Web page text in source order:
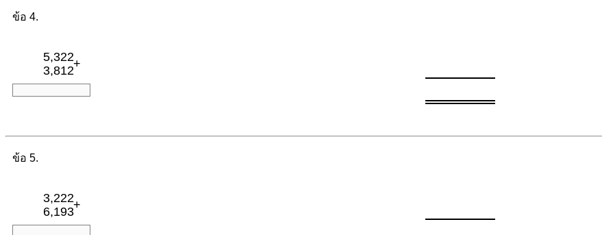
ข้อ 4.
5,322
+
3,812
ข้อ 5.
3,222
+
6,193